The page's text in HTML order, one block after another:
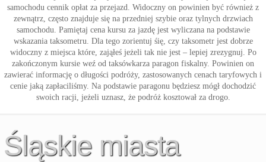
samochodu cennik opłat za przejazd. Widoczny on powinien być również z
zewnątrz, często znajduje się na przedniej szybie oraz tylnych drzwiach
samochodu. Pamiętaj cena kursu za jazdę jest wyliczana na podstawie
wskazania taksometru. Dla tego zorientuj śię, czy taksometr jest dobrze
widoczny z miejsca które, zająłeś jeżeli tak nie jest – lepiej zrezygnuj. Po
zakończonym kursie weź od taksówkarza paragon fiskalny. Powinien on
zawierać informację o długości podróży, zastosowanych cenach taryfowych i
cenie jaką zapłaciliśmy. Na podstawie paragonu będziesz mógł dochodzić
swoich racji, jeżeli uznasz, że podróż kosztował za drogo.
Śląskie miasta